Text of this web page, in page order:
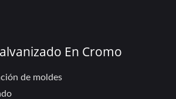
En Cromo
de moldes